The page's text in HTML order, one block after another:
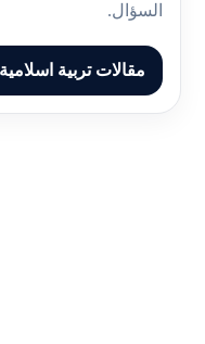
السؤال.
مقالات تربية اسلامية